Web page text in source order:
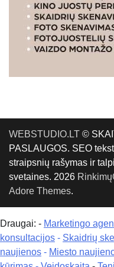
WEBSTUDIO.LT ©
PASLAUGOS. SEO
straipsnių rašymas ir
svetaines. 2026
Adore Themes.
Draugai: - Marketingo
konsultacijos - Skaidrių
naujienos - Miesto